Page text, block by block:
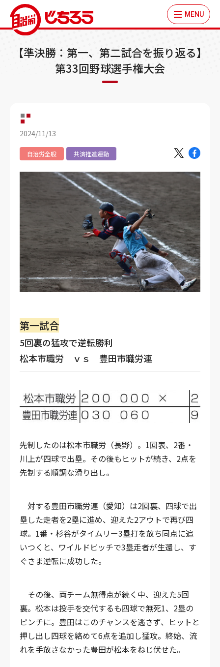
MENU
【準決勝：第一、第二試合を振り返る】
第33回野球選手権大会
2024/11/13
自治労全般 共済推進運動
第一試合
5回裏の猛攻で逆転勝利
松本市職労 ｖｓ 豊田市職労連
先制したのは松本市職労（長野）。1回表、2番・
川上が四球で出塁。その後もヒットが続き、2点を
先制する順調な滑り出し。
対する豊田市職労連（愛知）は2回裏、四球で出
塁した走者を2塁に進め、迎えた2アウトで再び四
球。1番・杉谷がタイムリー3塁打を放ち同点に追
いつくと、ワイルドピッチで3塁走者が生還し、す
ぐさま逆転に成功した。
その後、両チーム無得点が続く中、迎えた5回
裏。松本は投手を交代するも四球で無死1、2塁の
ピンチに。豊田はこのチャンスを逃さず、ヒットと
押し出し四球を絡めて6点を追加し猛攻。終始、流
れを手放さなかった豊田が松本をねじ伏せた。